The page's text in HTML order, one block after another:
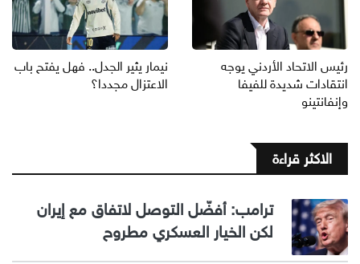
رئيس الاتحاد الأردني يوجه
انتقادات شديدة للفيفا
وإنفانتينو
نيمار يثير الجدل.. فهل يفتح باب
الاعتزال مجددا؟
الاكثر قراءة
ترامب: أفضّل التوصل لاتفاق مع إيران
لكن الخيار العسكري مطروح